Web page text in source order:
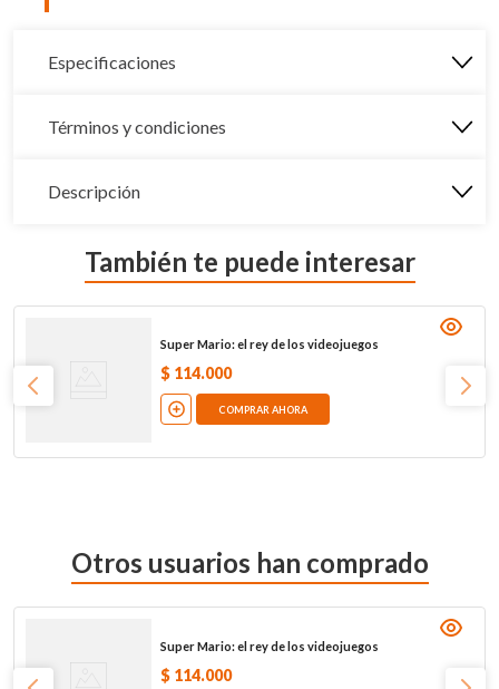
Especificaciones
Términos y condiciones
Descripción
También te puede interesar
Super Mario: el rey de los videojuegos
$ 114.000
COMPRAR AHORA
Otros usuarios han comprado
Super Mario: el rey de los videojuegos
$ 114.000